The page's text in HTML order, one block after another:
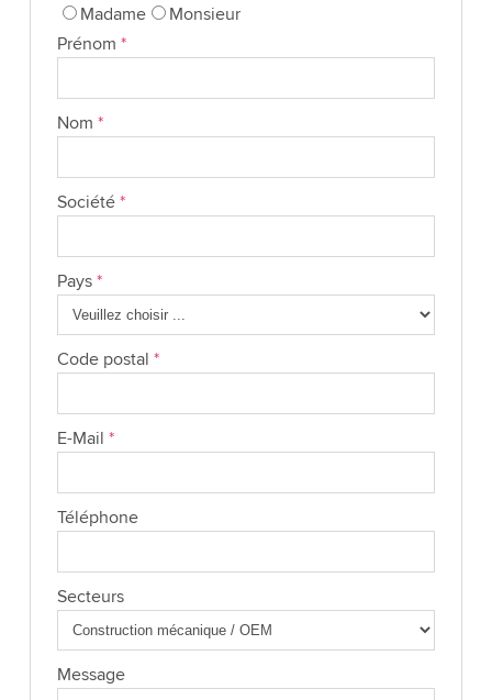
Madame
Monsieur
Prénom *
Nom *
Société *
Pays *
Code postal *
E-Mail *
Téléphone
Secteurs
Message